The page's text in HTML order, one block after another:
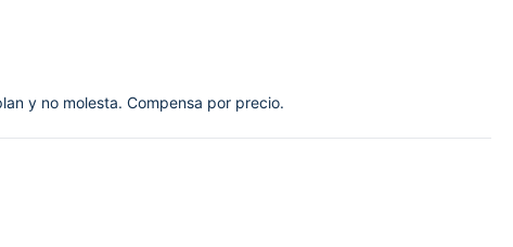
y no molesta. Compensa por precio.